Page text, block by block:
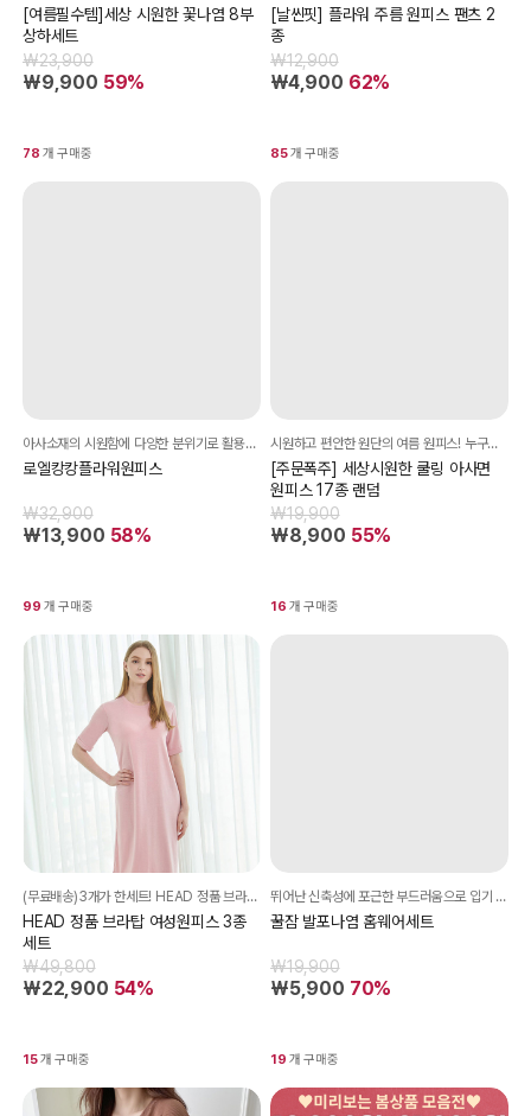
[여름필수템]세상 시원한 꽃나염 8부
상하세트
₩23,900
₩9,900 59%
78 개 구매중
[날씬핏] 플라워 주름 원피스 팬츠 2
종
₩12,900
₩4,900 62%
85개 구매중
아사소재의 시원함에 다양한 분위기로 활용가능한~
로엘캉캉플라워원피스
₩32,900
₩13,900 58%
99 개 구매중
시원하고 편안한 원단의 여름 원피스! 누구가 예쁘게 착용이 가능한 낙낙한 품^^
[주문폭주] 세상시원한 쿨링 아사면
원피스 17종 랜덤
₩19,900
₩8,900 55%
16 개 구매중
(무료배송)3개가 한세트! HEAD 정품 브라탑 여성원피스 3종 세트!
HEAD 정품 브라탑 여성원피스 3종
세트
₩49,800
₩22,900 54%
15개 구매중
뛰어난 신축성에 포근한 부드러움으로 입기 좋은
꿀잠 발포나염 홈웨어세트
₩19,900
₩5,900 70%
19 개 구매중